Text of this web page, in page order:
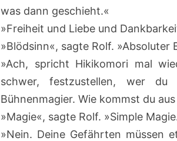
was dann geschieht.«
»Freiheit und Liebe und
»Blödsinn«, sagte Rolf. »Absoluter
»Ach, spricht Hikikomori mal
schwer, festzustellen, wer
Bühnenmagier. Wie kommst du
»Magie«, sagte Rolf. »Simple
»Nein. Deine Gefährten müssen